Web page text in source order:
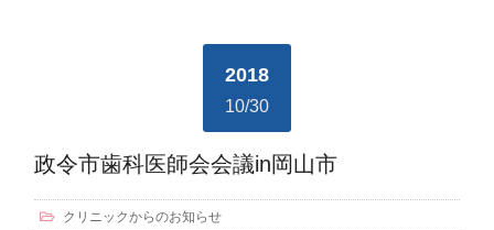
2018
10/30
政令市歯科医師会会議in岡山市
クリニックからのお知らせ